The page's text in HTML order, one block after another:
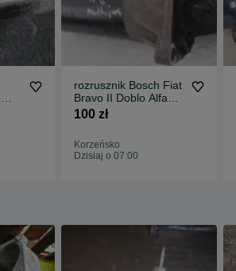
rozrusznik Bosch Fiat
Bravo II Doblo Alfa
Romeo 1.6 multijet
100 zł
Korzeńsko
Dzisiaj o 07:00